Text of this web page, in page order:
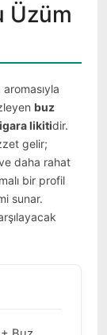
Üzüm
aromasıyla
buz
likitidir.
gelir;
daha rahat
bir profil
sunar.